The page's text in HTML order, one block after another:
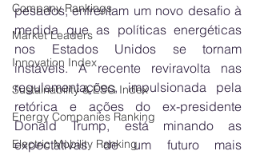
Company Rankings
Market Leaders
Innovation Index
Sustainability & ESG Index
Energy Companies Ranking
Electric Mobility Ranking
pesados, enfrentam um novo desafio à
medida que as políticas energéticas
nos Estados Unidos se tornam
instáveis. A recente reviravolta nas
regulamentações, impulsionada pela
retórica e ações do ex-presidente
Donald Trump, está minando as
expectativas de um futuro mais